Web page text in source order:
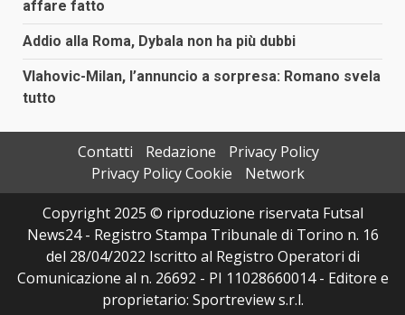
affare fatto
Addio alla Roma, Dybala non ha più dubbi
Vlahovic-Milan, l’annuncio a sorpresa: Romano svela
tutto
Contatti Redazione
Privacy Policy
Privacy Policy Cookie
Network
Copyright 2025 © riproduzione riservata Futsal
News24 - Registro Stampa Tribunale di Torino n. 16
del 28/04/2022 Iscritto al Registro Operatori di
Comunicazione al n. 26692 - PI 11028660014 - Editore e
proprietario: Sportreview s.r.l.